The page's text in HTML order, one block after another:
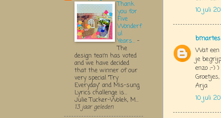
10 juli
bmartes
Wat
je
enzo ;-)
Groetjes,
Arja
10 juli
Thank
you for
Five
Wonderf
ul
Years... -
The
design team has voted
and we have decided
that the winner of our
very special "Try
Everyday" and Mis-sung
Lyrics challenge is...
Julie Tucker-Wolek, M...
13 jaar geleden